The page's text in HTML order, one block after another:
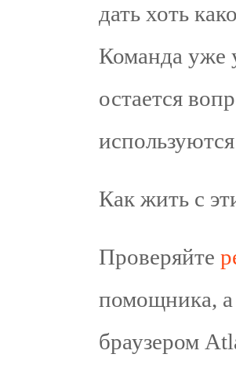
дать хоть
Команда уже
остается
Как жить с
Проверяйте
помощника, а
браузером